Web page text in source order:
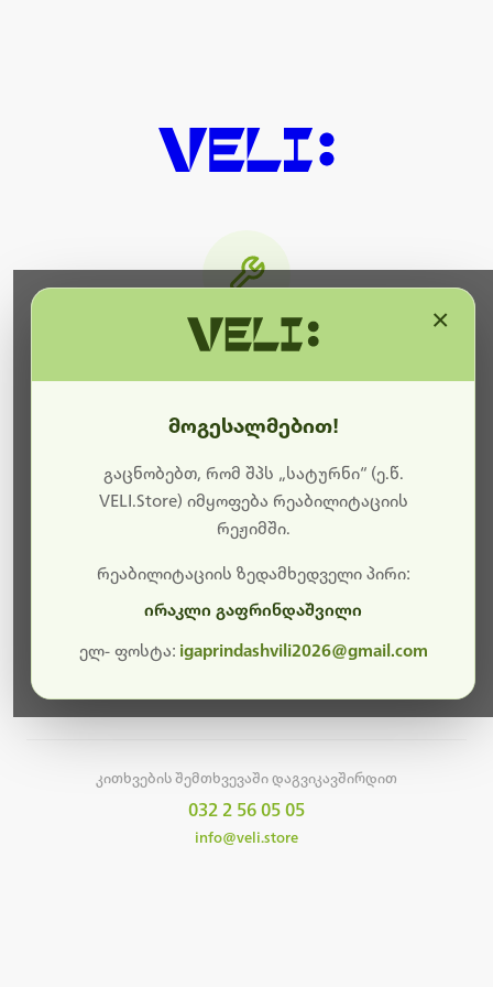
ბოდიშს გიხდით შეფერხებისთვის. ამჟამად
მიმდინარეობს საიტის განახლება და ტექნიკური
სამუშაოები.
მალე ისევ ხელმისაწვდომი იქნება. გმადლობთ
კითხვების შემთხვევაში დაგვიკავშირდით
032 2 56 05 05
info@veli.store
მოგესალმებით!
გაცნობებთ, რომ შპს „სატურნი“ (ე.წ.
VELI.Store) იმყოფება რეაბილიტაციის
რეჟიმში.
რეაბილიტაციის ზედამხედველი პირი:
ირაკლი გაფრინდაშვილი
ელ- ფოსტა: igaprindashvili2026@gmail.com
×